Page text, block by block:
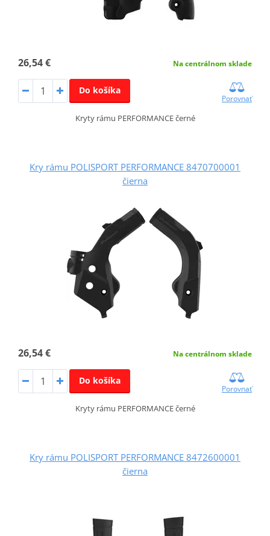
26,54 € Na centrálnom sklade
Do košíka
Porovnať
Kryty rámu PERFORMANCE černé
Kry rámu POLISPORT PERFORMANCE 8470700001
čierna
26,54 € Na centrálnom sklade
Do košíka
Porovnať
Kryty rámu PERFORMANCE černé
Kry rámu POLISPORT PERFORMANCE 8472600001
čierna